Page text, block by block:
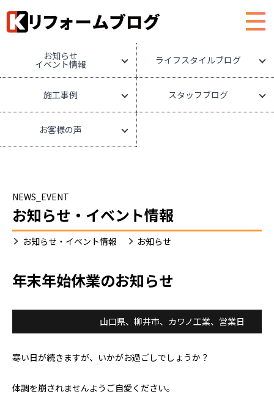
お知らせ
イベント情報 ライフスタイルブログ
施工事例 スタッフブログ
お客様の声
NEWS_EVENT
お知らせ・イベント情報
お知らせ・イベント情報 お知らせ
年末年始休業のお知らせ
山口県、柳井市、カワノ工業、営業日
寒い日が続きますが、いかがお過ごしでしょうか？
体調を崩されませんようご自愛ください。